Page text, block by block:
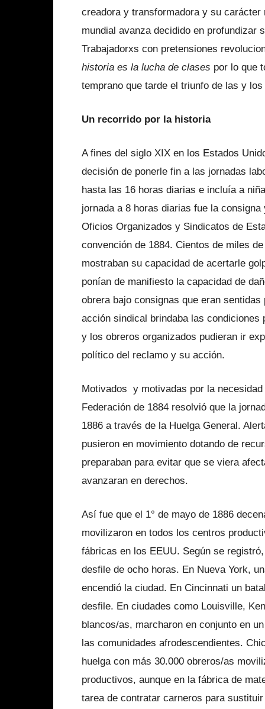
creadora y transformadora y su
mundial avanza decidido en profundizar
Trabajadorxs con pretensiones
historia es la lucha de clases por lo que
temprano que tarde el triunfo de las y
Un recorrido por la historia
A fines del siglo XIX en los Estados
decisión de ponerle fin a las jornadas
hasta las 16 horas diarias e incluía a
jornada a 8 horas diarias fue la
Oficios Organizados y Sindicatos de
convención de 1884. Cientos de miles
mostraban su capacidad de acertarle
ponían de manifiesto la capacidad de
obrera bajo consignas que eran
acción sindical brindaba las condiciones
y los obreros organizados pudieran ir
político del reclamo y su acción.
Motivados y motivadas por la
Federación de 1884 resolvió que la
1886 a través de la Huelga General.
pusieron en movimiento dotando de
preparaban para evitar que se viera
avanzaran en derechos.
Así fue que el 1° de mayo de 1886
movilizaron en todos los centros
fábricas en los EEUU. Según se
desfile de ocho horas. En Nueva York,
encendió la ciudad. En Cincinnati un
desfile. En ciudades como Louisville,
blancos/as, marcharon en conjunto en
las comunidades afrodescendientes.
huelga con más 30.000 obreros/as
productivos, aunque en la fábrica de
tarea de contratar carneros para